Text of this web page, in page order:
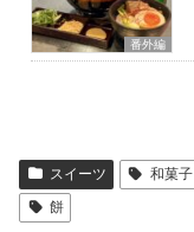
番外編
スイーツ 和菓子
餅